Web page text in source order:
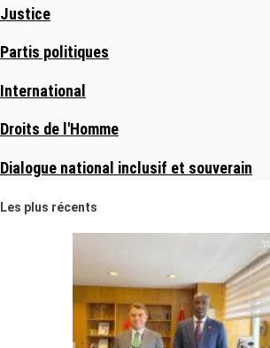
Justice
Partis politiques
International
Droits de l'Homme
Dialogue national inclusif et souverain
Les plus récents